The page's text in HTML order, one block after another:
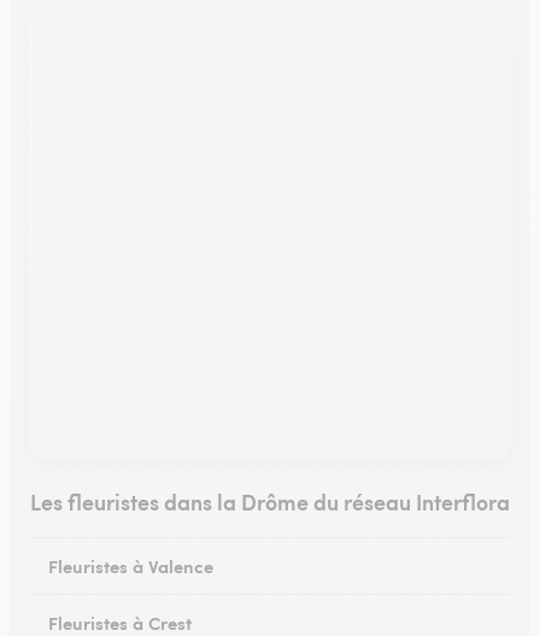
Les fleuristes dans la Drôme du réseau Interflora
Fleuristes à Valence
Fleuristes à Crest